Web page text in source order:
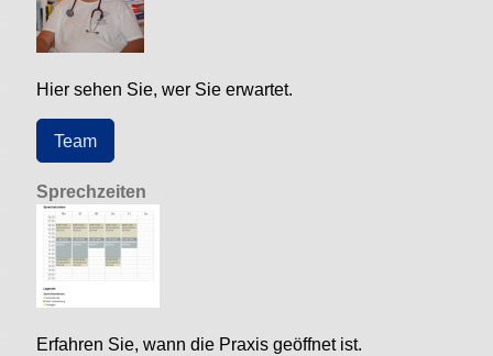
Hier sehen Sie, wer Sie erwartet.
Team
Sprechzeiten
Erfahren Sie, wann die Praxis geöffnet ist.